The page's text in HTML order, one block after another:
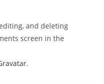
and deleting
screen in the
.